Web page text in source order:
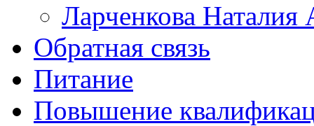
Ларченкова Наталия
Обратная связь
Питание
Повышение